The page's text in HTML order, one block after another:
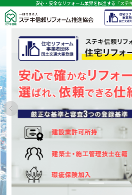
安心・安全なリフォーム業界を推進する「ステ